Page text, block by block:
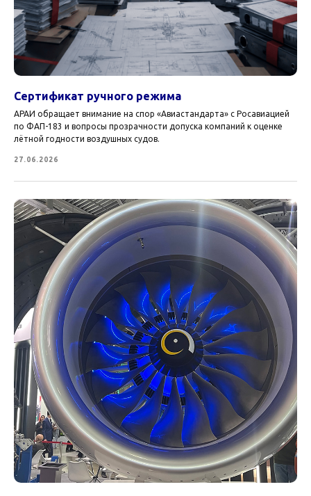
Сертификат ручного режима
АРАИ обращает внимание на спор «Авиастандарта» с Росавиацией
по ФАП-183 и вопросы прозрачности допуска компаний к оценке
лётной годности воздушных судов.
27.06.2026